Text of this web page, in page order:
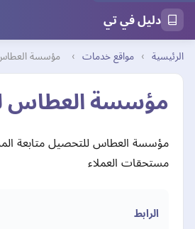
دليل في تي
الرئيسية › مواقع خدمات › مؤسسة
مؤسسة العطاس
مؤسسة العطاس للتحصيل متابعة
مستحقات العملاء
الرابط